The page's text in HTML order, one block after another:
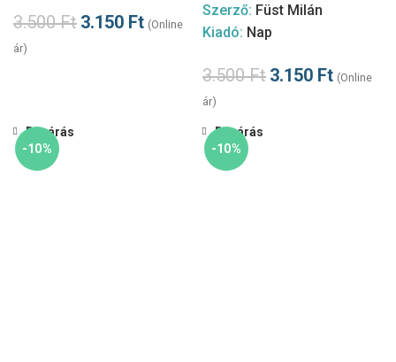
3.500Ft 3.150 Ft (Online
ár)
Szerző: Füst Milán
Kiadó: Nap
3.500Ft 3.150 Ft (Online
ár)
-10%
Bezárás
-10%
Bezárás